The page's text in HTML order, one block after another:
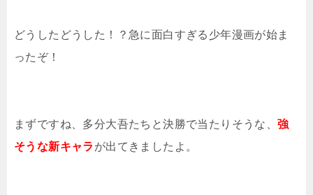
どうしたどうした！？急に面白すぎる少年漫画が始ま
ったぞ！
まずですね、多分大吾たちと決勝で当たりそうな、強
そうな新キャラ が出てきましたよ。